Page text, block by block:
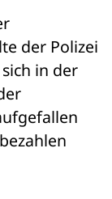
der Polizei
in der